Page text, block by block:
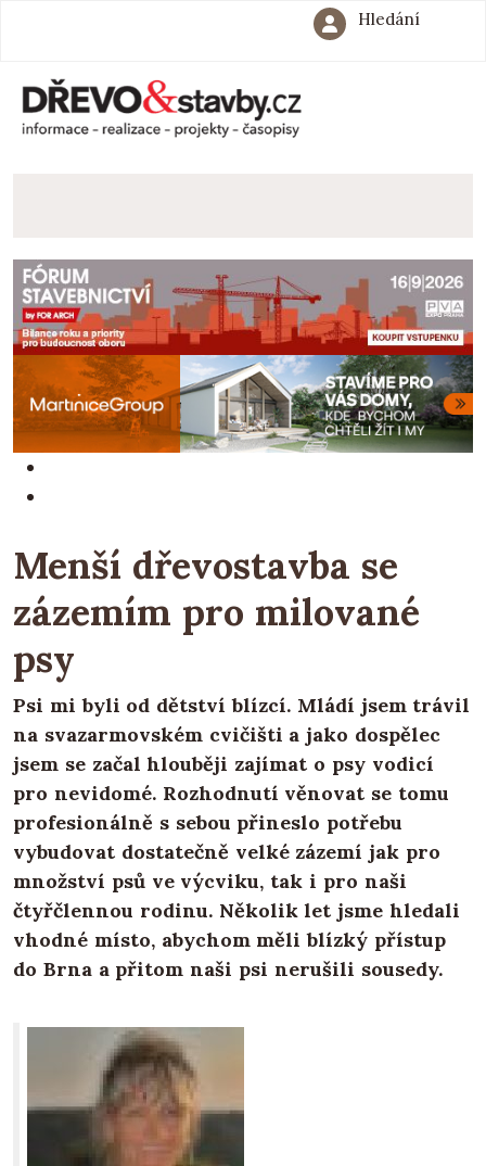
Hledání
Menší dřevostavba se
zázemím pro milované
psy
Psi mi byli od dětství blízcí. Mládí jsem trávil
na svazarmovském cvičišti a jako dospělec
jsem se začal hlouběji zajímat o psy vodicí
pro nevidomé. Rozhodnutí věnovat se tomu
profesionálně s sebou přineslo potřebu
vybudovat dostatečně velké zázemí jak pro
množství psů ve výcviku, tak i pro naši
čtyřčlennou rodinu. Několik let jsme hledali
vhodné místo, abychom měli blízký přístup
do Brna a přitom naši psi nerušili sousedy.